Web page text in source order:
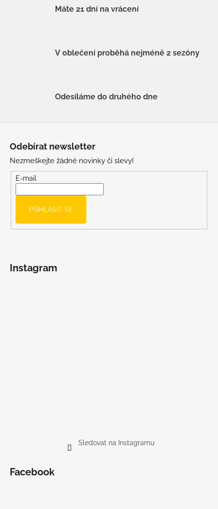
Máte 21 dní na vrácení
V oblečení proběhá nejméně 2 sezóny
Odesíláme do druhého dne
Odebírat newsletter
Nezmeškejte žádné novinky či slevy!
E-mail
PŘIHLÁSIT SE
Instagram
Sledovat na Instagramu
Facebook